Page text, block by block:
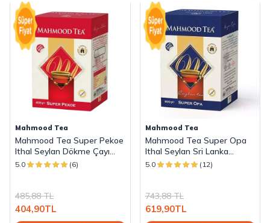
Mahmood Tea
Mahmood Tea Super Pekoe
Ithal Seylan Dökme Çayı
400 Gram
5.0 (6)
485,88TL
404,90TL
Mahmood Tea
Mahmood Tea Super Opa
Ithal Seylan Sri Lanka
Ceylon Dökme Çayı 800
5.0 (12)
743,88TL
619,90TL